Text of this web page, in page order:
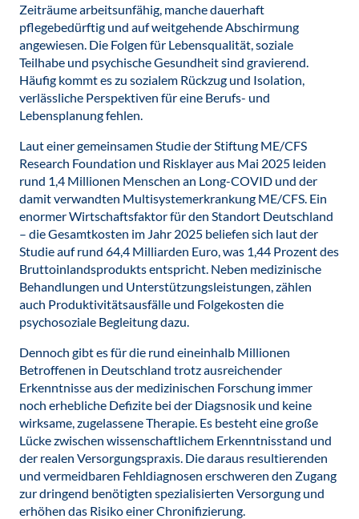
Zeiträume arbeitsunfähig, manche dauerhaft
pflegebedürftig und auf weitgehende Abschirmung
angewiesen. Die Folgen für Lebensqualität, soziale
Teilhabe und psychische Gesundheit sind gravierend.
Häufig kommt es zu sozialem Rückzug und Isolation,
verlässliche Perspektiven für eine Berufs- und
Lebensplanung fehlen.
Laut einer gemeinsamen Studie der Stiftung ME/CFS
Research Foundation und Risklayer aus Mai 2025 leiden
rund 1,4 Millionen Menschen an Long-COVID und der
damit verwandten Multisystemerkrankung ME/CFS. Ein
enormer Wirtschaftsfaktor für den Standort Deutschland
– die Gesamtkosten im Jahr 2025 beliefen sich laut der
Studie auf rund 64,4 Milliarden Euro, was 1,44 Prozent des
Bruttoinlandsprodukts entspricht. Neben medizinische
Behandlungen und Unterstützungsleistungen, zählen
auch Produktivitätsausfälle und Folgekosten die
psychosoziale Begleitung dazu.
Dennoch gibt es für die rund eineinhalb Millionen
Betroffenen in Deutschland trotz ausreichender
Erkenntnisse aus der medizinischen Forschung immer
noch erhebliche Defizite bei der Diagsnosik und keine
wirksame, zugelassene Therapie. Es besteht eine große
Lücke zwischen wissenschaftlichem Erkenntnisstand und
der realen Versorgungspraxis. Die daraus resultierenden
und vermeidbaren Fehldiagnosen erschweren den Zugang
zur dringend benötigten spezialisierten Versorgung und
erhöhen das Risiko einer Chronifizierung.